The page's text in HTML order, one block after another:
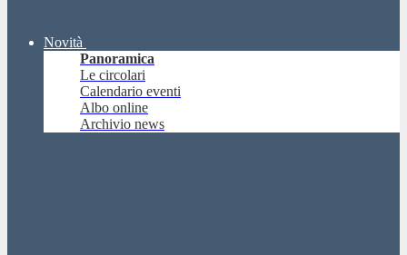
Novità
Panoramica
Le circolari
Calendario eventi
Albo online
Archivio news